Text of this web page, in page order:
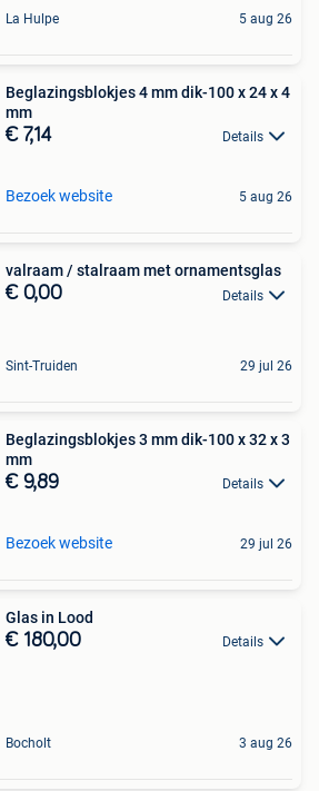
La Hulpe 5 aug 26
Beglazingsblokjes 4 mm dik-100 x 24 x 4
mm
€ 7,14 Details
Bezoek website 5 aug 26
valraam / stalraam met ornamentsglas
€ 0,00 Details
Sint-Truiden 29 jul 26
Beglazingsblokjes 3 mm dik-100 x 32 x 3
mm
€ 9,89 Details
Bezoek website 29 jul 26
Glas in Lood
€ 180,00 Details
Bocholt 3 aug 26